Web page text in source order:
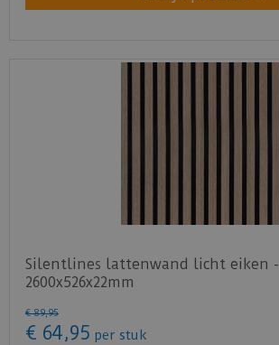
Silentlines lattenwand licht eiken -
2600x526x22mm
€ 89,95
€ 64,95 per stuk